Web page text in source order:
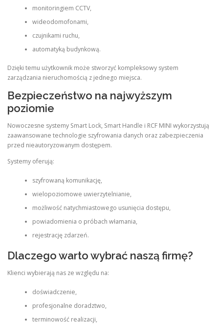
monitoringiem CCTV,
wideodomofonami,
czujnikami ruchu,
automatyką budynkową.
Dzięki temu użytkownik może stworzyć kompleksowy system
zarządzania nieruchomością z jednego miejsca.
Bezpieczeństwo na najwyższym
poziomie
Nowoczesne systemy Smart Lock, Smart Handle i RCF MINI wykorzystują
zaawansowane technologie szyfrowania danych oraz zabezpieczenia
przed nieautoryzowanym dostępem.
Systemy oferują:
szyfrowaną komunikację,
wielopoziomowe uwierzytelnianie,
możliwość natychmiastowego usunięcia dostępu,
powiadomienia o próbach włamania,
rejestrację zdarzeń.
Dlaczego warto wybrać naszą firmę?
Klienci wybierają nas ze względu na:
doświadczenie,
profesjonalne doradztwo,
terminowość realizacji,